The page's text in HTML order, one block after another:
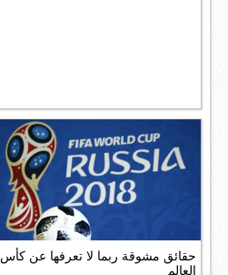
حقائق مشوقة ربما لا تعرفها عن كأس
العالم